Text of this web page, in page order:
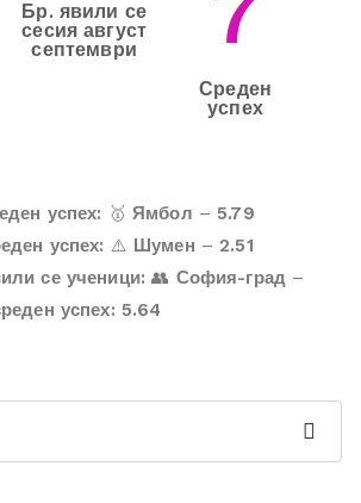
Бр. явили се
сесия август
септември
Среден
успех
успех: 🥇 Ямбол – 5.79
успех: ⚠️ Шумен –2.51
се ученици: 👥 София-град –
успех: 5.64
Търсен
е